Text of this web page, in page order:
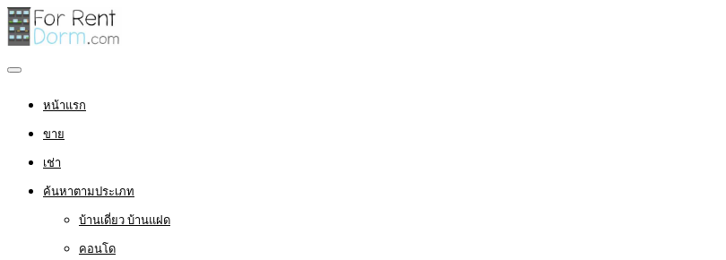
หน้าแรก
ขาย
เช่า
ค้นหาตามประเภท
บ้านเดี่ยว บ้านแฝด
คอนโด